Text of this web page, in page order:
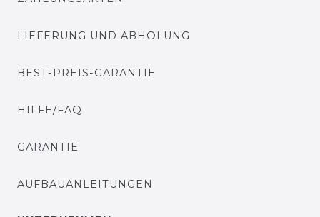
LIEFERUNG UND ABHOLUNG
BEST-PREIS-GARANTIE
HILFE/FAQ
GARANTIE
AUFBAUANLEITUNGEN